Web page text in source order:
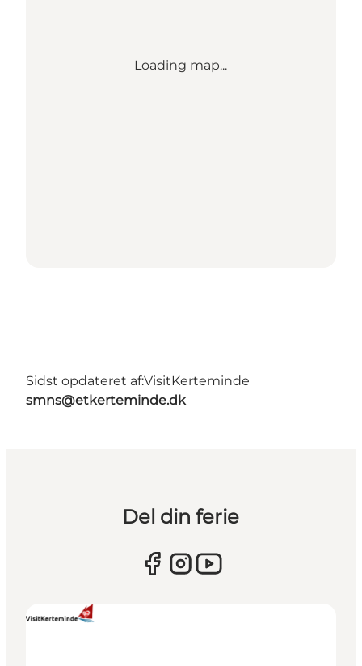
Loading map...
Sidst opdateret af:VisitKerteminde
smns@etkerteminde.dk
Del din ferie